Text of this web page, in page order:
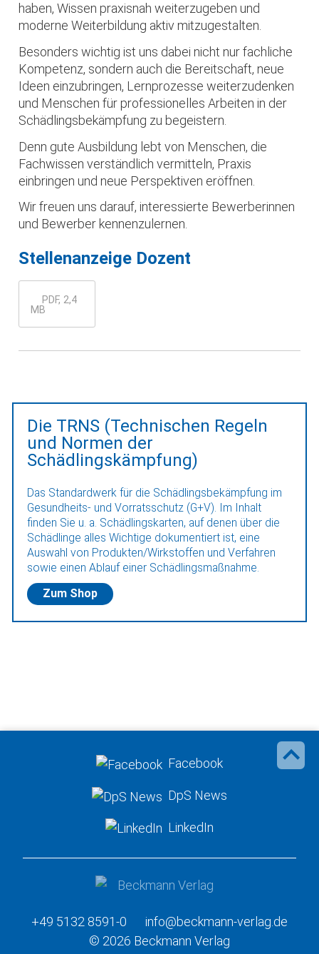
haben, Wissen praxisnah weiterzugeben und
moderne Weiterbildung aktiv mitzugestalten.
Besonders wichtig ist uns dabei nicht nur fachliche
Kompetenz, sondern auch die Bereitschaft, neue
Ideen einzubringen, Lernprozesse weiterzudenken
und Menschen für professionelles Arbeiten in der
Schädlingsbekämpfung zu begeistern.
Denn gute Ausbildung lebt von Menschen, die
Fachwissen verständlich vermitteln, Praxis
einbringen und neue Perspektiven eröffnen.
Wir freuen uns darauf, interessierte Bewerberinnen
und Bewerber kennenzulernen.
Stellenanzeige Dozent
PDF, 2,4
MB
Die TRNS (Technischen Regeln
und Normen der
Schädlingskämpfung)
Das Standardwerk für die Schädlingsbekämpfung im
Gesundheits- und Vorratsschutz (G+V). Im Inhalt
finden Sie u. a. Schädlingskarten, auf denen über die
Schädlinge alles Wichtige dokumentiert ist, eine
Auswahl von Produkten/Wirkstoffen und Verfahren
sowie einen Ablauf einer Schädlingsmaßnahme.
Zum Shop
Facebook
DpS News
LinkedIn
+49 5132 8591-0
info@beckmann-verlag.de
© 2026 Beckmann Verlag